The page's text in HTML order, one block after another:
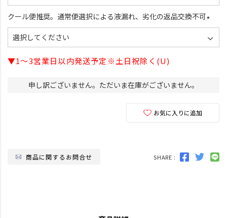
須
)
クール便推奨。通常便選択による液漏れ、劣化の返品交換不可
必
▼1～3営業日以内発送予定※土日祝除く(U)
申し訳ございません。ただいま在庫がございません。
お気に入りに追加
商品に関するお問合せ SHARE :